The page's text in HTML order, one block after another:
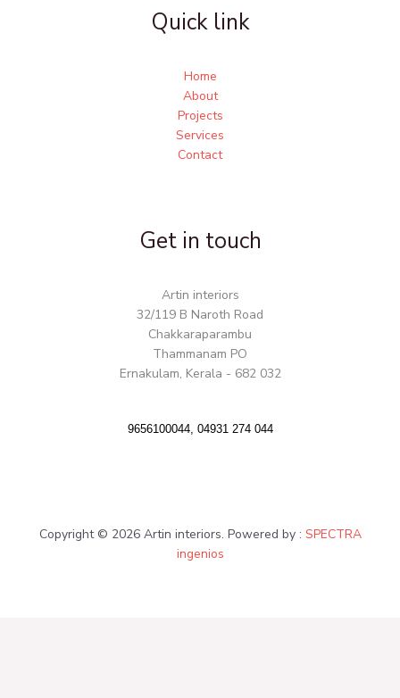
Quick link
Home
About
Projects
Services
Contact
Get in touch
Artin interiors
32/119 B Naroth Road
Chakkaraparambu
Thammanam PO
Ernakulam, Kerala - 682 032
9656100044, 04931 274 044
Copyright © 2026 Artin interiors. Powered by : SPECTRA
ingenios